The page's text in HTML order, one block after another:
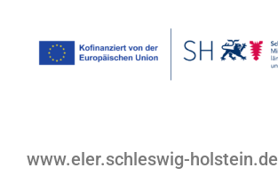
www.eler.schleswig-holstein.de